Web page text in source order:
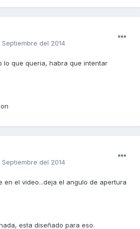
Septiembre del 2014
lo que queria, habra que intentar
Septiembre del 2014
en el video...deja el angulo de apertura
esta diseñado para eso.